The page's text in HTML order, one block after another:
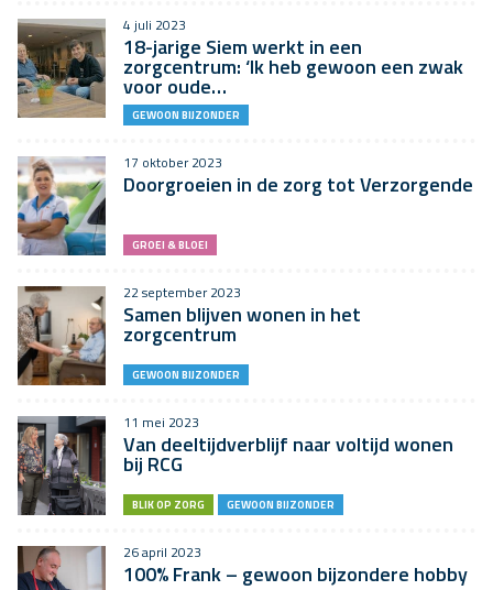
4 juli 2023
18-jarige Siem werkt in een
zorgcentrum: ‘Ik heb gewoon een zwak
voor oude…
GEWOON BIJZONDER
17 oktober 2023
Doorgroeien in de zorg tot Verzorgende
GROEI & BLOEI
22 september 2023
Samen blijven wonen in het
zorgcentrum
GEWOON BIJZONDER
11 mei 2023
Van deeltijdverblijf naar voltijd wonen
bij RCG
BLIK OP ZORG GEWOON BIJZONDER
26 april 2023
100% Frank – gewoon bijzondere hobby